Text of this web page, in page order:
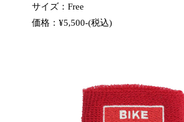
サイズ：
価格：¥5,500-(税込)